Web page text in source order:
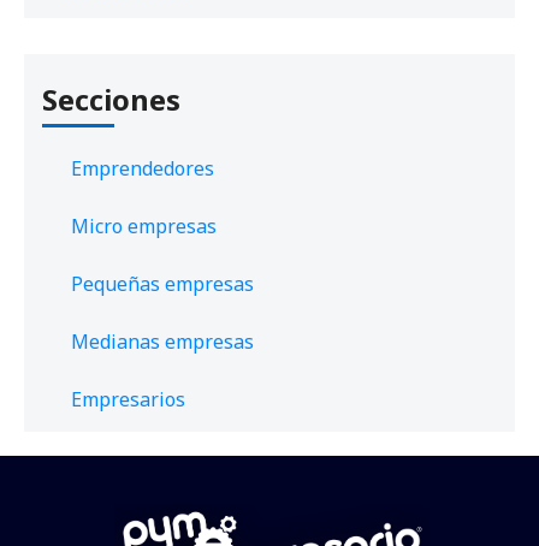
Secciones
Emprendedores
Micro empresas
Pequeñas empresas
Medianas empresas
Empresarios